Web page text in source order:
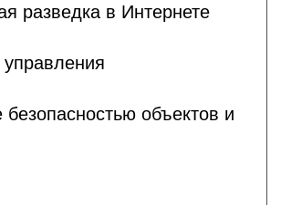
разведка в Интернете
объектов и